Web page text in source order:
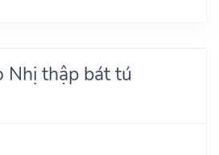
Nhị thập bát tú